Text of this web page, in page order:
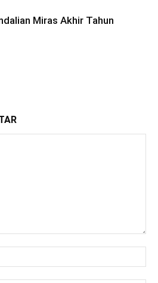
Miras Akhir Tahun